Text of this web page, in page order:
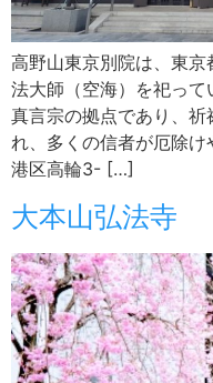
高野山東京別院は、東
法大師（空海）を祀っ
真言宗の拠点であり、
れ、多くの信者が厄除
港区高輪3- […]
大本山弘法寺